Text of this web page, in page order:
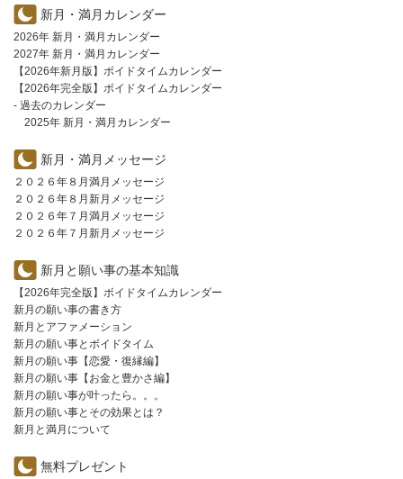
新月・満月カレンダー
2026年 新月・満月カレンダー
2027年 新月・満月カレンダー
【2026年新月版】ボイドタイムカレンダー
【2026年完全版】ボイドタイムカレンダー
- 過去のカレンダー
2025年 新月・満月カレンダー
新月・満月メッセージ
２０２６年８月満月メッセージ
２０２６年８月新月メッセージ
２０２６年７月満月メッセージ
２０２６年７月新月メッセージ
新月と願い事の基本知識
【2026年完全版】ボイドタイムカレンダー
新月の願い事の書き方
新月とアファメーション
新月の願い事とボイドタイム
新月の願い事【恋愛・復縁編】
新月の願い事【お金と豊かさ編】
新月の願い事が叶ったら。。。
新月の願い事とその効果とは？
新月と満月について
無料プレゼント